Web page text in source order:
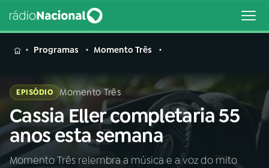
MENU
Buscar
na
Rádio
Nacional
Buscar
Programas Momento Três
EPISÓDIO Momento Três
Cassia Eller completaria 55
anos esta semana
Momento Três relembra a música e a voz do mito